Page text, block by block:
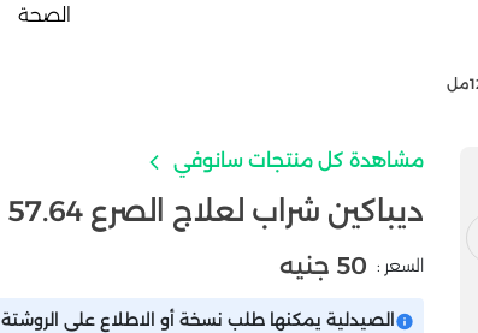
الصحة
مشاهدة كل منتجات سانوفي
ديباكين شراب لعلاج الصرع 57.64 مج/مل | 125مل
السعر : 50 جنيه
الصيدلية يمكنها طلب نسخة أو الاطلاع على الروشتة